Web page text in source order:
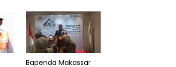
Bapenda Makassar